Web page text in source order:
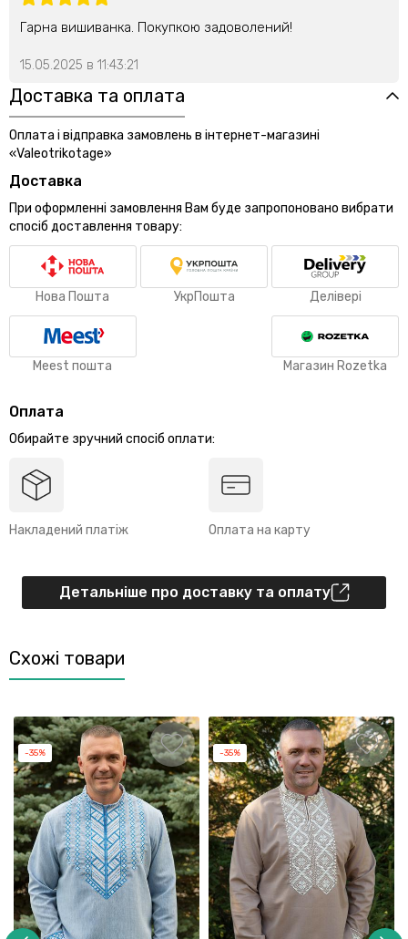
Гарна вишиванка. Покупкою задоволений!
15.05.2025 в 11:43:21
Доставка та оплата
Оплата і відправка замовлень в інтернет-магазині
«Valeotrikotage»
Доставка
При оформленні замовлення Вам буде запропоновано вибрати
спосіб доставлення товару:
Нова Пошта УкрПошта Делівері
Meest пошта Магазин Rozetka
Оплата
Обирайте зручний спосіб оплати:
Накладений платіж Оплата на карту
Детальніше про доставку та оплату
Схожі товари
-35% -35%